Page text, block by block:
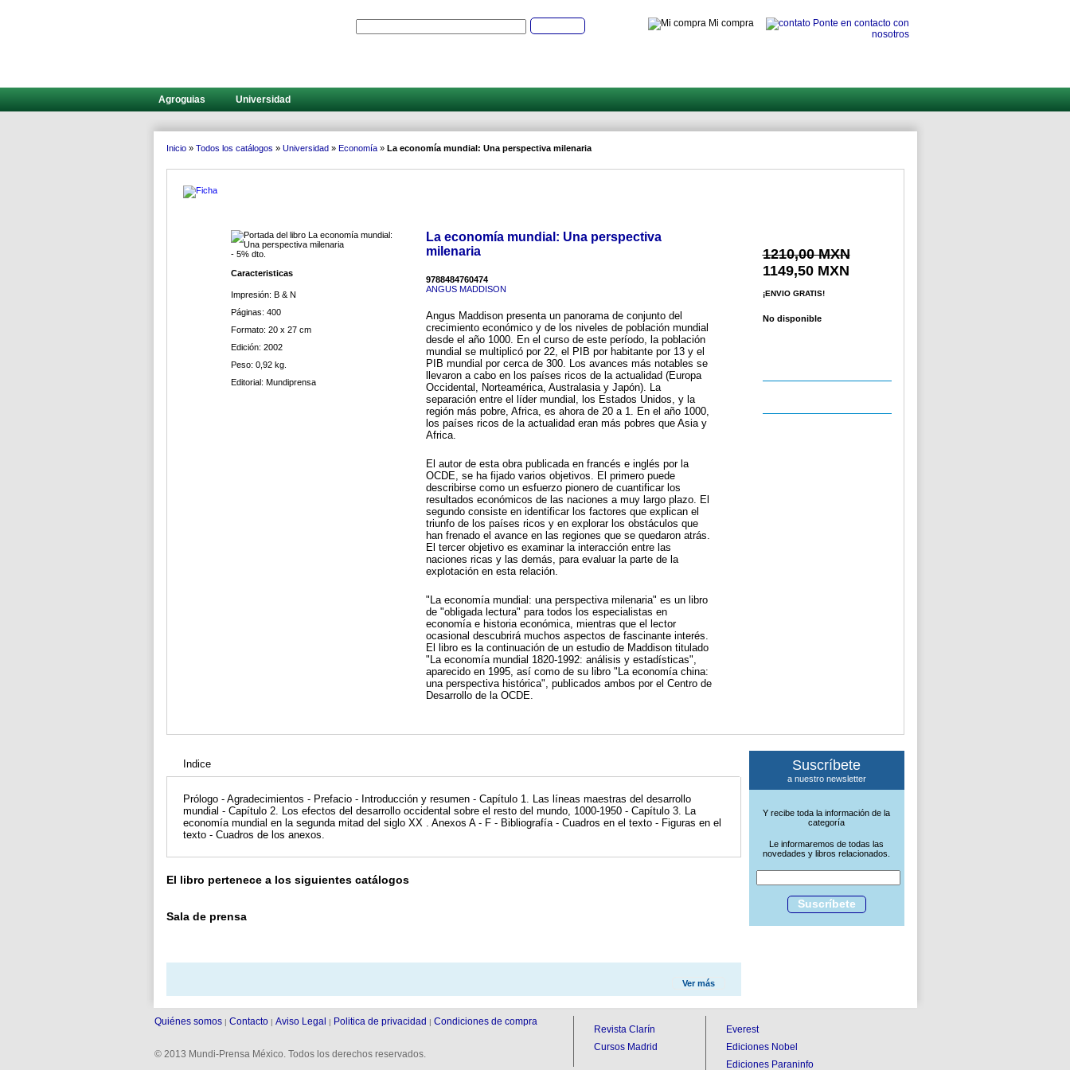
Mi compra
Ponte en contacto con
nosotros
Agroguias Universidad
Inicio» Todos los catálogos » Universidad» Economía» La economía mundial: Una perspectiva milenaria
- 5% dto.
Caracteristicas
Impresión: B & N
Páginas: 400
Formato: 20 x 27 cm
Edición: 2002
Peso: 0,92 kg.
Editorial: Mundiprensa
La economía mundial: Una perspectiva
milenaria
9788484760474
ANGUS MADDISON
Angus Maddison presenta un panorama de conjunto del
crecimiento económico y de los niveles de población mundial
desde el año 1000. En el curso de este período, la población
mundial se multiplicó por 22, el PIB por habitante por 13 y el
PIB mundial por cerca de 300. Los avances más notables se
llevaron a cabo en los países ricos de la actualidad (Europa
Occidental, Norteamérica, Australasia y Japón). La
separación entre el líder mundial, los Estados Unidos, y la
región más pobre, Africa, es ahora de 20 a 1. En el año 1000,
los países ricos de la actualidad eran más pobres que Asia y
Africa.
El autor de esta obra publicada en francés e inglés por la
OCDE, se ha fijado varios objetivos. El primero puede
describirse como un esfuerzo pionero de cuantificar los
resultados económicos de las naciones a muy largo plazo. El
segundo consiste en identificar los factores que explican el
triunfo de los países ricos y en explorar los obstáculos que
han frenado el avance en las regiones que se quedaron atrás.
El tercer objetivo es examinar la interacción entre las
naciones ricas y las demás, para evaluar la parte de la
explotación en esta relación.
"La economía mundial: una perspectiva milenaria" es un libro
de "obligada lectura" para todos los especialistas en
economía e historia económica, mientras que el lector
ocasional descubrirá muchos aspectos de fascinante interés.
El libro es la continuación de un estudio de Maddison titulado
"La economía mundial 1820-1992: análisis y estadísticas",
aparecido en 1995, así como de su libro "La economía china:
una perspectiva histórica", publicados ambos por el Centro de
Desarrollo de la OCDE.
1210,00 MXN
1149,50 MXN
¡ENVIO GRATIS!
No disponible
Suscríbete
a nuestro newsletter
Y recibe toda la información de la
categoría
Le informaremos de todas las
novedades y libros relacionados.
Suscríbete
Indice
Prólogo - Agradecimientos - Prefacio - Introducción y resumen - Capítulo 1. Las líneas maestras del desarrollo
mundial - Capítulo 2. Los efectos del desarrollo occidental sobre el resto del mundo, 1000-1950 - Capítulo 3. La
economía mundial en la segunda mitad del siglo XX . Anexos A - F - Bibliografía - Cuadros en el texto - Figuras en el
texto - Cuadros de los anexos.
El libro pertenece a los siguientes catálogos
Sala de prensa
Ver más
Quiénes somos| Contacto| Aviso Legal | Politica de privacidad | Condiciones de compra
© 2013 Mundi-Prensa México. Todos los derechos reservados.
Revista Clarín
Cursos Madrid
Everest
Ediciones Nobel
Ediciones Paraninfo